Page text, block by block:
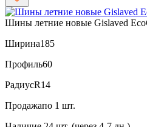
Шины летние новые Gislaved
Ширина185
Профиль60
РадиусR14
Продажапо 1 шт.